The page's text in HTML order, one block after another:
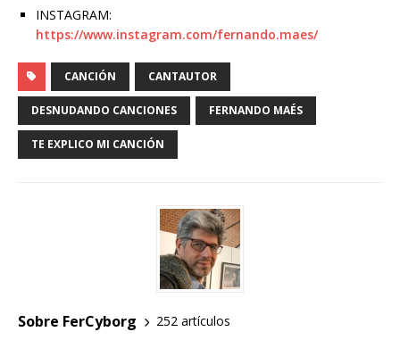
INSTAGRAM:
https://www.instagram.com/fernando.maes/
CANCIÓN CANTAUTOR
DESNUDANDO CANCIONES FERNANDO MAÉS
TE EXPLICO MI CANCIÓN
Sobre FerCyborg
252 artículos